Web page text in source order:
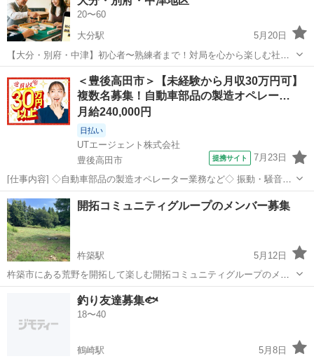
20〜60
大分駅
5月20日
【大分・別府・中津】初心者〜熟練者まで！対局を心から楽しむ社会
人麻雀サークルリニューアル！ 「本物の牌を触ってみたい初心者」か
ら「対局を極めたい経験者」まで。 当サークルは、純粋に麻雀を愛す
るメンバーが集まり、より...
大分駅 その他 サークル
＜豊後高田市＞【未経験から月収30万円可】
複数名募集！自動車部品の製造オペレー…
月給240,000円
日払い
UTエージェント株式会社
豊後高田市
提携サイト 7月23日
[仕事内容] ◇自動車部品の製造オペレーター業務など◇ 振動・騒音を
低減する自動車用防振ゴムの製造をしています！ ほとんどの方が未経
験からのスタートなので安心♪ お任せするのは手のひらサイズのゴム
部品です！ ☆機械操作...
大分 豊後高田市
開拓コミュニティグループのメンバー募集
杵築駅
5月12日
杵築市にある荒野を開拓して楽しむ開拓コミュニティグループのメン
バー募集です！ 杵築市八坂の山の中に広大な草木や竹が鬱蒼とした荒
野を所有してます。 先祖の墓が隅っこにあるので、仕事の休みに週に
一回程度は山に行きコツコツと何...
杵築駅 その他
釣り友達募集🐟
18〜40
鶴崎駅
5月8日